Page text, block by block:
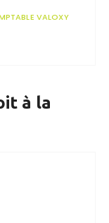
VALOXY
à la